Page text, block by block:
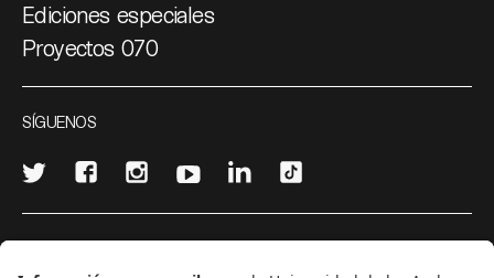
Ediciones especiales
Proyectos 070
SÍGUENOS